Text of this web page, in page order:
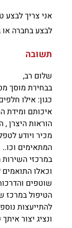
לבצע בחברה
תשובה
שלום רב,
בבחירת מוסך
כגון: אילו
איכותם ומידת
הוראות היצרן
מכיר ויודע
המתאימים וכו..
במרכזי
וכאלו
שוטפים
הטיפול במרכז
להתייעצות
ונציג יצור